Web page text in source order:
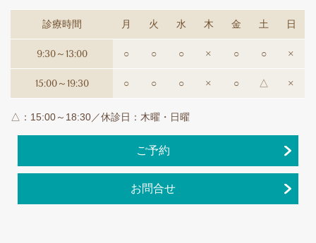
診療時間 月 火 水 木 金 土 日
9:30～13:00 ○ ○ ○ × ○ ○ ×
15:00～19:30 ○ ○ ○ × ○ △ ×
△：15:00～18:30／休診日：木曜・日曜
ご予約
お問合せ